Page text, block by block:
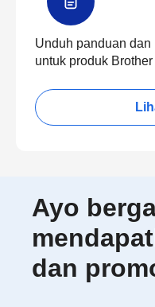
Unduh panduan
untuk produk Brother
Ayo
dan